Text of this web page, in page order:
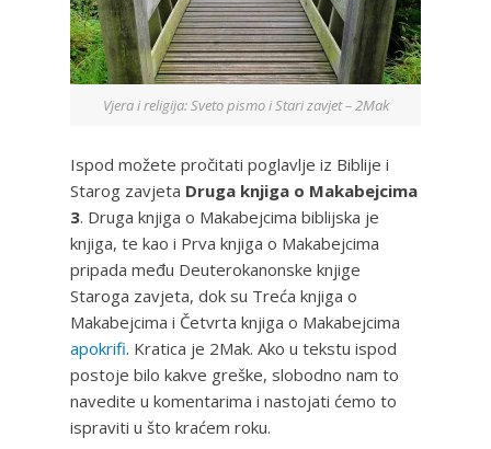
Vjera i religija: Sveto pismo i Stari zavjet – 2Mak
Ispod možete pročitati poglavlje iz Biblije i
Starog zavjeta Druga knjiga o Makabejcima
3. Druga knjiga o Makabejcima biblijska je
knjiga, te kao i Prva knjiga o Makabejcima
pripada među Deuterokanonske knjige
Staroga zavjeta, dok su Treća knjiga o
Makabejcima i Četvrta knjiga o Makabejcima
apokrifi. Kratica je 2Mak. Ako u tekstu ispod
postoje bilo kakve greške, slobodno nam to
navedite u komentarima i nastojati ćemo to
ispraviti u što kraćem roku.